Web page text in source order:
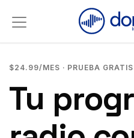
Streaming,
$24.99/MES · PRUEBA GRATIS
Tu